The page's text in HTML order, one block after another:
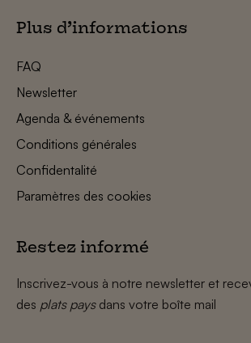
Plus d’informations
FAQ
Newsletter
Agenda & événements
Conditions générales
Confidentalité
Paramètres des cookies
Restez informé
Inscrivez-vous à notre newsletter et
des plats paysdans votre boîte mail